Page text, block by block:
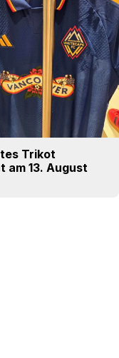
Trikot
am 13. August